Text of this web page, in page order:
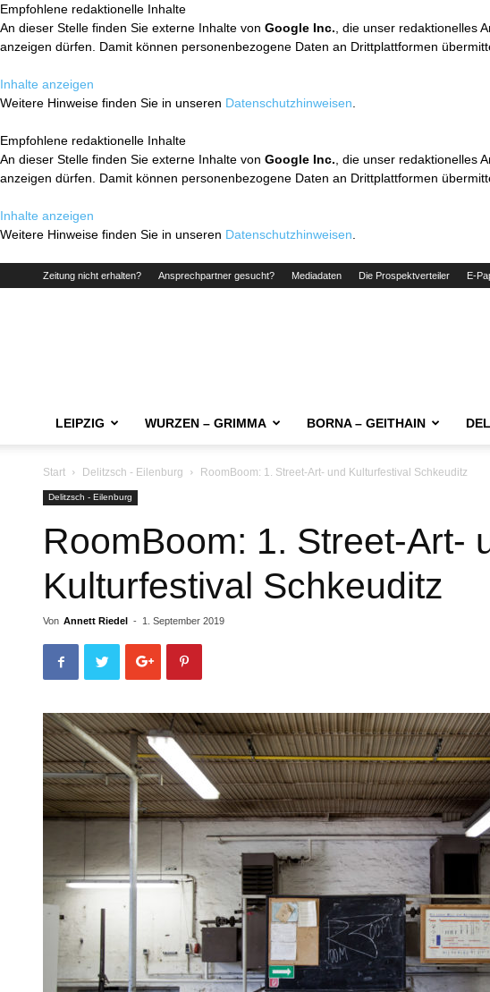
Empfohlene redaktionelle Inhalte
An dieser Stelle finden Sie externe Inhalte von Google Inc. , die unser redaktionelles
anzeigen dürfen. Damit können personenbezogene Daten an Drittplattformen
Inhalte anzeigen
Weitere Hinweise finden Sie in unseren Datenschutzhinweisen
Empfohlene redaktionelle Inhalte
An dieser Stelle finden Sie externe Inhalte von Google Inc. , die unser redaktionelles
anzeigen dürfen. Damit können personenbezogene Daten an Drittplattformen
Inhalte anzeigen
Weitere Hinweise finden Sie in unseren Datenschutzhinweisen
Zeitung nicht erhalten? Ansprechpartner gesucht? Mediadaten Die Prospektverteiler E-
LEIPZIG WURZEN – GRIMMA BORNA – GEITHAIN
Start Delitzsch - Eilenburg RoomBoom: 1. Street-Art- und Kulturfestival Schkeuditz
Delitzsch - Eilenburg
RoomBoom: 1. Street-Art-
Kulturfestival Schkeuditz
Von Annett Riedel - 1. September 2019